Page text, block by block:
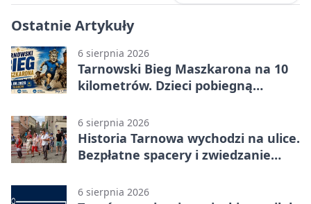
Ostatnie Artykuły
6 sierpnia 2026
Tarnowski Bieg Maszkarona na 10
kilometrów. Dzieci pobiegną
6 sierpnia 2026
Historia Tarnowa wychodzi na ulice.
Bezpłatne spacery i zwiedzanie
6 sierpnia 2026